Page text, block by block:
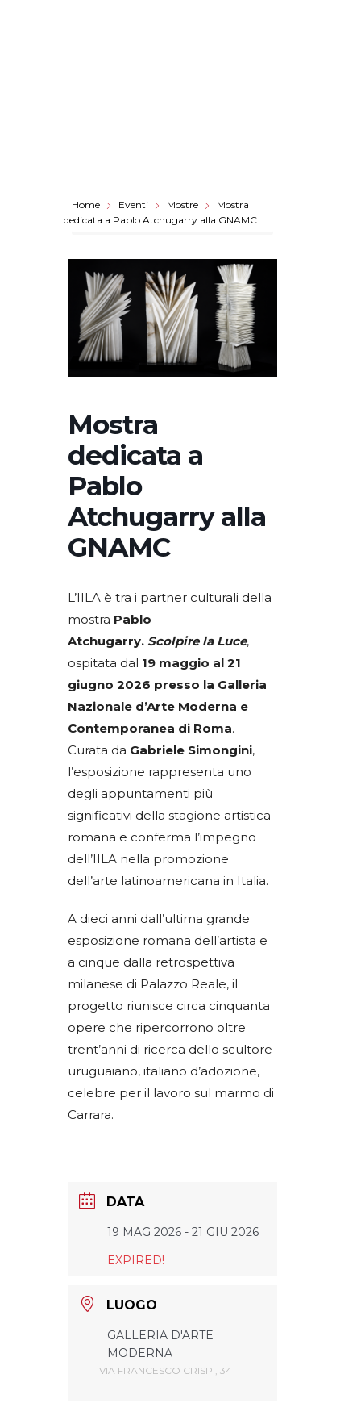
Home Eventi Mostre
Mostra
dedicata a Pablo Atchugarry alla GNAMC
Mostra
dedicata a
Pablo
Atchugarry alla
GNAMC
L’IILA è tra i partner culturali della
mostra Pablo
Atchugarry. Scolpire la Luce,
ospitata dal 19 maggio al 21
giugno 2026 presso la Galleria
Nazionale d’Arte Moderna e
Contemporanea di Roma.
Curata da Gabriele Simongini,
l’esposizione rappresenta uno
degli appuntamenti più
significativi della stagione artistica
romana e conferma l’impegno
dell’IILA nella promozione
dell’arte latinoamericana in Italia.
A dieci anni dall’ultima grande
esposizione romana dell’artista e
a cinque dalla retrospettiva
milanese di Palazzo Reale, il
progetto riunisce circa cinquanta
opere che ripercorrono oltre
trent’anni di ricerca dello scultore
uruguaiano, italiano d’adozione,
celebre per il lavoro sul marmo di
Carrara.
DATA
19 MAG 2026 - 21 GIU 2026
EXPIRED!
LUOGO
GALLERIA D'ARTE
MODERNA
VIA FRANCESCO CRISPI, 34